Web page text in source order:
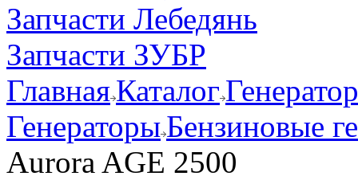
Запчасти Лебедянь
Запчасти ЗУБР
ГлавнаяКаталог
ГенераторыБензиновые
Aurora AGE 2500